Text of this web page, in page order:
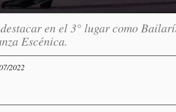
en el 3° lugar como
Escénica.
2022